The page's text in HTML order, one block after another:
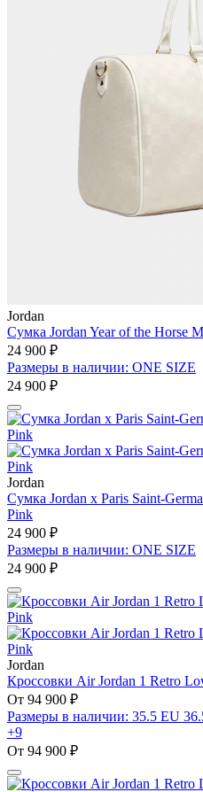
Jordan
Сумка Jordan Year of the Horse
24 900 ₽
Размеры в наличии: ONE SIZE
24 900 ₽
Jordan
Сумка Jordan x Paris Saint-
Pink
24 900 ₽
Размеры в наличии: ONE SIZE
24 900 ₽
Jordan
Кроссовки Air Jordan 1 Retro
От 94 900 ₽
Размеры в наличии: 35.5 EU
+9
От 94 900 ₽